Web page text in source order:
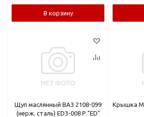
В корзину
Щуп маслянный ВАЗ 2108-099
(нерж. сталь) ED3-008 P "ED"
Крышка МЗГ ГАЗ 406 ED1-406 М